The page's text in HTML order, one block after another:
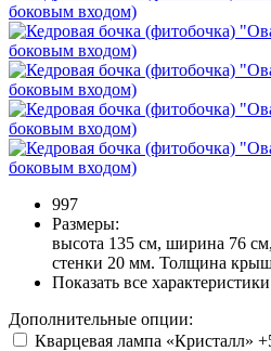
997
Размеры:
высота 135 см, ширина 76
стенки 20 мм. Толщина
Показать все характеристики
Дополнительные опции:
Кварцевая лампа «Кристалл»